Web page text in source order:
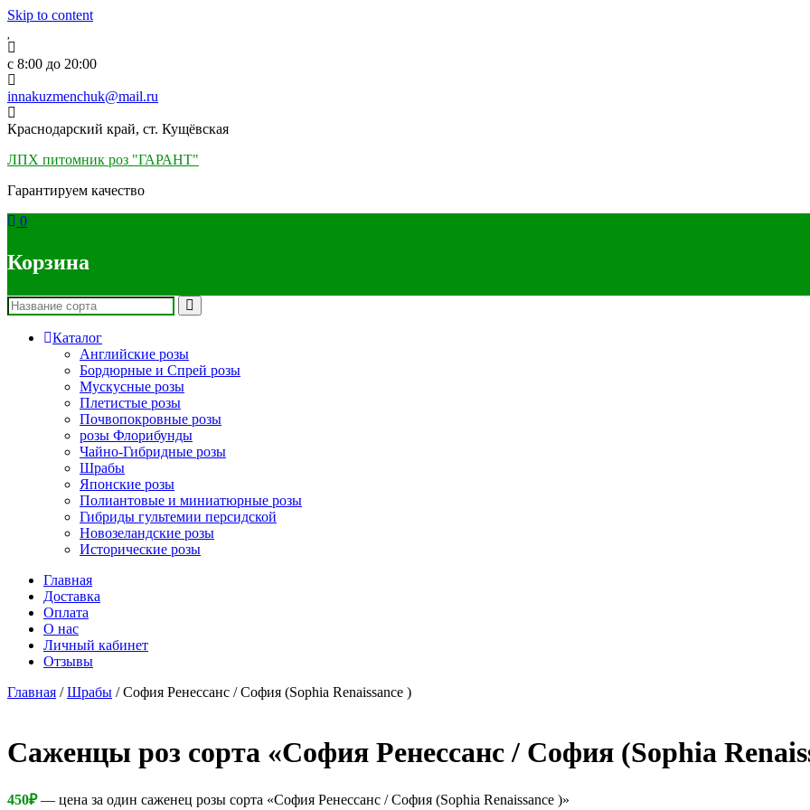
Skip to content
c 8:00 до 20:00
innakuzmenchuk@mail.ru
Краснодарский край, ст. Кущёвская
ЛПХ питомник роз "ГАРАНТ"
Гарантируем качество
0
Корзина
Каталог
Английские розы
Бордюрные и Спрей розы
Мускусные розы
Плетистые розы
Почвопокровные розы
розы Флорибунды
Чайно-Гибридные розы
Шрабы
Японские розы
Полиантовые и миниатюрные розы
Гибриды гультемии персидской
Новозеландские розы
Исторические розы
Главная
Доставка
Оплата
О нас
Личный кабинет
Отзывы
Главная /Шрабы / София Ренессанс / София (Sophia Renaissance )
Cаженцы роз сорта «София Ренессанс / София (Sophia
450₽— цена за один саженец розы сорта «София Ренессанс / София (Sophia Renaissance )»